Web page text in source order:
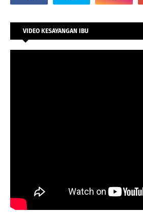
VIDEO KESAYANGAN IBU